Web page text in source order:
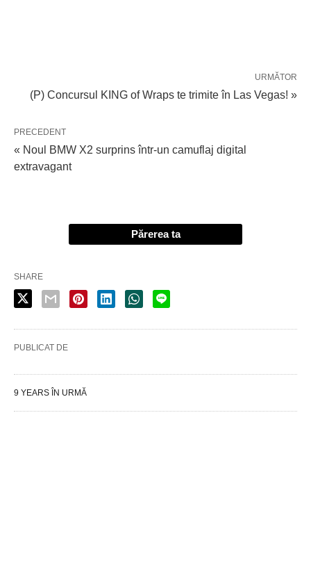
URMĂTOR
(P) Concursul KING of Wraps te trimite în Las Vegas! »
PRECEDENT
« Noul BMW X2 surprins într-un camuflaj digital
extravagant
Părerea ta
SHARE
PUBLICAT DE
9 YEARS ÎN URMĂ